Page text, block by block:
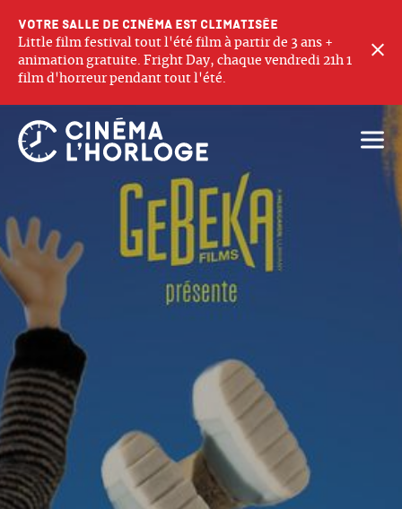
Votre salle de cinéma est climatisée
Little film festival tout l'été film à partir de 3 ans +
animation gratuite. Fright Day, chaque vendredi 21h 1
film d'horreur pendant tout l'été.